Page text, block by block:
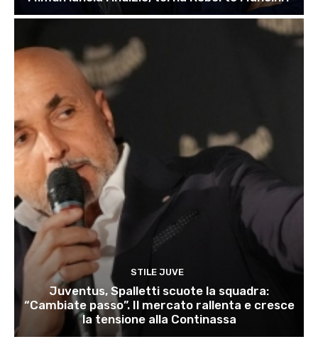
STILE JUVE
Juventus, Spalletti scuote la squadra:
“Cambiate passo”. Il mercato rallenta e cresce
la tensione alla Continassa